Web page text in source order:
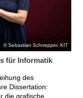
Sebastian Schnepper, KIT
für Informatik
des
Dissertation:
die grafische